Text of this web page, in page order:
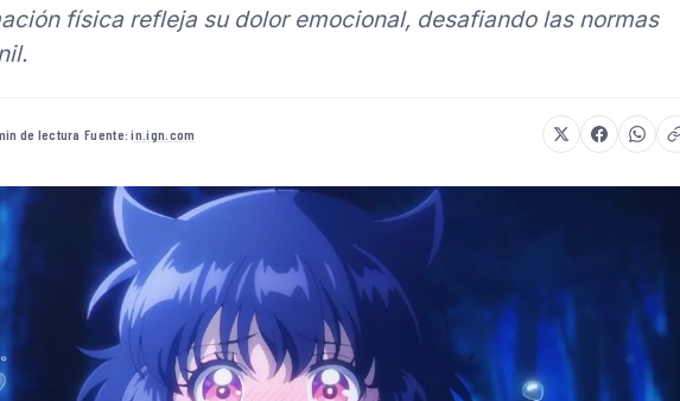
física refleja su dolor emocional, desafiando las normas
de lectura ·Fuente:in.ign.com